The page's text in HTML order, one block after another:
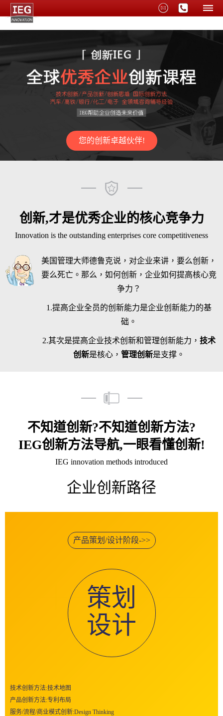
您的创新卓越伙伴!
创新,才是优秀企业的核心竞争力
Innovation is the outstanding enterprises core competitiveness
美国管理大师德鲁克说，对企业来讲，要么创新，
要么死亡。那么，如何创新，企业如何提高核心竞
争力？
1.提高企业全员的创新能力是企业创新能力的基
础。
2.其次是提高企业技术创新和管理创新能力， 技术
创新是核心， 管理创新是支撑。
不知道创新?不知道创新方法?
IEG创新方法导航,一眼看懂创新!
IEG innovation methods introduced
企业创新路径
产品策划/设计阶段->>
策划
设计
技术创新方法:技术地图
产品创新方法:专利布局
服务/流程/商业模式创新:Design Thinking